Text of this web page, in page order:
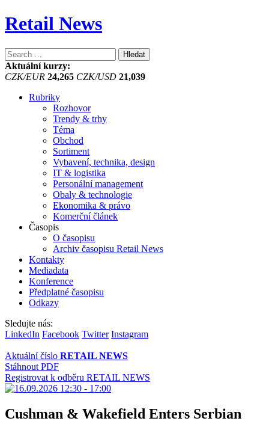
Retail News
Vyhledávání
Aktuální kurzy:
CZK/EUR 24,265 CZK/USD 21,039
Rubriky
Rozhovor
Trendy & trhy
Téma
Obchod
Sortiment
Vybavení, technika, design
IT & logistika
Personální management
Obaly & technologie
Ekonomika & právo
Komerční článek
Časopis
O časopisu
Archiv časopisu Retail News
Kontakty
Mediadata
Konference
Předplatné časopisu
Odkazy
Sledujte nás:
LinkedIn Facebook Twitter Instagram
Aktuální číslo RETAIL NEWS
Stáhnout PDF
Registrovat k odběru RETAIL NEWS
Cushman & Wakefield Enters Serbian